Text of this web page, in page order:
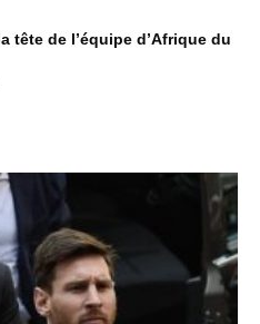
tête de l’équipe d’Afrique du